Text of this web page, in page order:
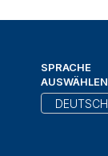
SPRACHE
AUSWÄHLEN